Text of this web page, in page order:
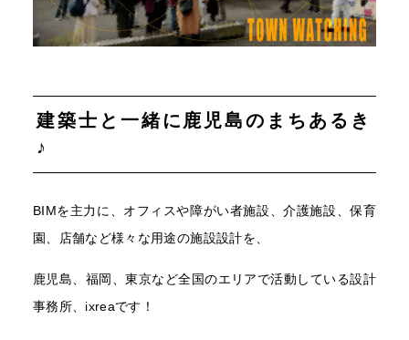
建築士と一緒に鹿児島のまちあるき
♪
BIMを主力に、オフィスや障がい者施設、介護施設、保育
園、店舗など様々な用途の施設設計を、
鹿児島、福岡、東京など全国のエリアで活動している設計
事務所、ixreaです！